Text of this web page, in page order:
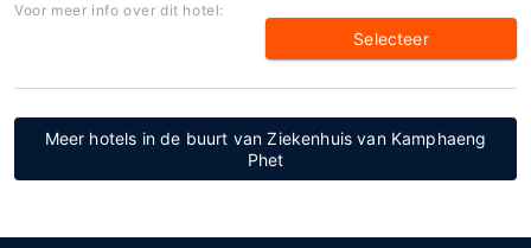
Voor meer info over dit hotel:
Selecteer
Meer hotels in de buurt van Ziekenhuis van Kamphaeng
Phet